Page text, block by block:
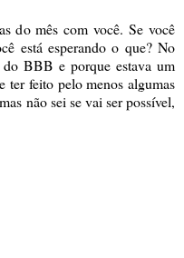
do mês com você. Se você
está esperando o que? No
BBB e porque estava um
ter feito pelo menos algumas
não sei se vai ser possível,